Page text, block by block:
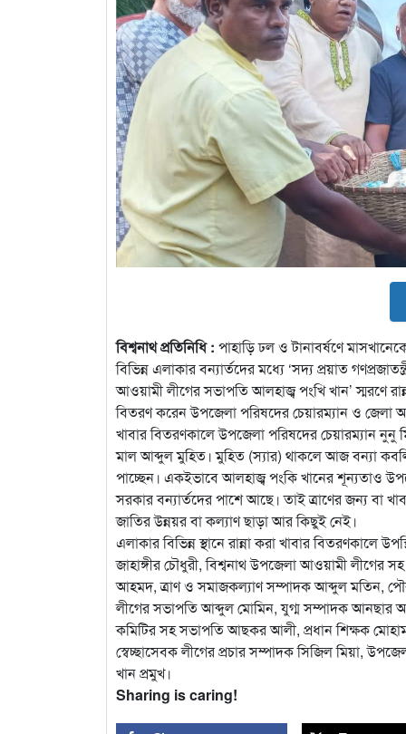
বিশ্বনাথ প্রতিনিধি : পাহাড়ি ঢল ও টানাবর্ষণে
বিভিন্ন এলাকার বন্যার্তদের মধ্যে ‘সদ্য প্রয়াত
আওয়ামী লীগের সভাপতি আলহাজ্ব পংখি খান’ স্মরণে
বিতরণ করেন উপজেলা পরিষদের চেয়ারম্যান ও জেলা
খাবার বিতরণকালে উপজেলা পরিষদের চেয়ারম্যান
মাল আব্দুল মুহিত। মুহিত (স্যার) থাকলে আজ বন্যা
পাচ্ছেন। একইভাবে আলহাজ্ব পংকি খানের শূন্যতাও
সরকার বন্যার্তদের পাশে আছে। তাই ত্রাণের জন্য বা
জাতির উন্নয়র বা কল্যাণ ছাড়া আর কিছুই নেই।
এলাকার বিভিন্ন স্থানে রান্না করা খাবার
জাহাঙ্গীর চৌধুরী, বিশ্বনাথ উপজেলা আওয়ামী লীগের
আহমদ, ত্রাণ ও সমাজকল্যাণ সম্পাদক আব্দুল মতিন,
লীগের সভাপতি আব্দুল মোমিন, যুগ্ম সম্পাদক আনছার
কমিটির সহ সভাপতি আছকর আলী, প্রধান শিক্ষক
স্বেচ্ছাসেবক লীগের প্রচার সম্পাদক সিজিল মিয়া,
খান প্রমুখ।
Sharing is caring!